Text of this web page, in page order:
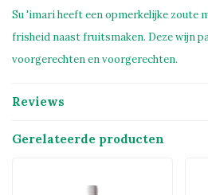
Su 'imari heeft een opmerkelijke zoute
frisheid naast fruitsmaken. Deze wijn
voorgerechten en voorgerechten.
Reviews
Gerelateerde producten